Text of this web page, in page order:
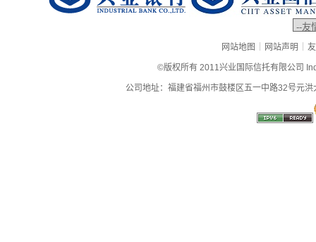
网站地图 | 网站声明 |
©版权所有 2011兴业国际信托有限公司
公司地址：福建省福州市鼓楼区五一中路32号元